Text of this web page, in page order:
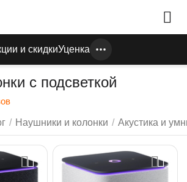
и скидкиУценка
с подсветкой
/ Наушники и колонки / Акустика и